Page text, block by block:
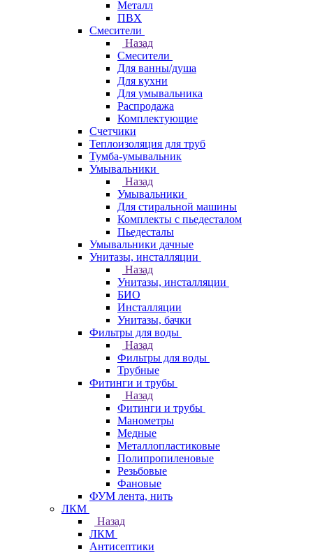
Металл
ПВХ
Смесители
Назад
Смесители
Для ванны/душа
Для кухни
Для умывальника
Распродажа
Комплектующие
Счетчики
Теплоизоляция для труб
Тумба-умывальник
Умывальники
Назад
Умывальники
Для стиральной машины
Комплекты с пьедесталом
Пьедесталы
Умывальники дачные
Унитазы, инсталляции
Назад
Унитазы, инсталляции
БИО
Инсталляции
Унитазы, бачки
Фильтры для воды
Назад
Фильтры для воды
Трубные
Фитинги и трубы
Назад
Фитинги и трубы
Манометры
Медные
Металлопластиковые
Полипропиленовые
Резьбовые
Фановые
ФУМ лента, нить
ЛКМ
Назад
ЛКМ
Антисептики